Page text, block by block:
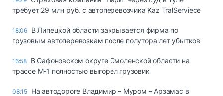
требует 29 млн руб. с автоперевозчика Kaz TralServiece
18:06 В Липецкой области закрывается фирма по
грузовым автоперевозкам после полутора лет убытков
16:58 В Сафоновском округе Смоленской области на
трассе М-1 полностью выгорел грузовик
08:15 На автодороге Владимир – Муром – Арзамас в